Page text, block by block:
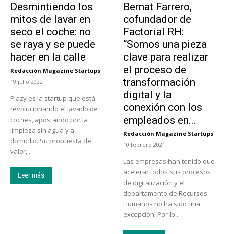
Desmintiendo los
mitos de lavar en
seco el coche: no
se raya y se puede
hacer en la calle
Redacción Magazine Startups
-
19 julio 2022
Plazy es la startup que está
revolucionando el lavado de
coches, apostando por la
limpieza sin agua y a
domicilio. Su propuesta de
valor,...
Leer más
Bernat Farrero,
cofundador de
Factorial RH:
“Somos una pieza
clave para realizar
el proceso de
transformación
digital y la
conexión con los
empleados en...
Redacción Magazine Startups
-
10 febrero 2021
Las empresas han tenido que
acelerar todos sus procesos
de digitalización y el
departamento de Recursos
Humanos no ha sido una
excepción. Por lo...